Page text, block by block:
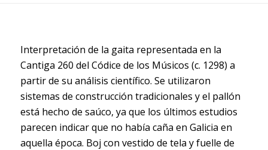
Interpretación de la gaita representada en la
Cantiga 260 del Códice de los Músicos (c. 1298) a
partir de su análisis científico. Se utilizaron
sistemas de construcción tradicionales y el pallón
está hecho de saúco, ya que los últimos estudios
parecen indicar que no había caña en Galicia en
aquella época. Boj con vestido de tela y fuelle de